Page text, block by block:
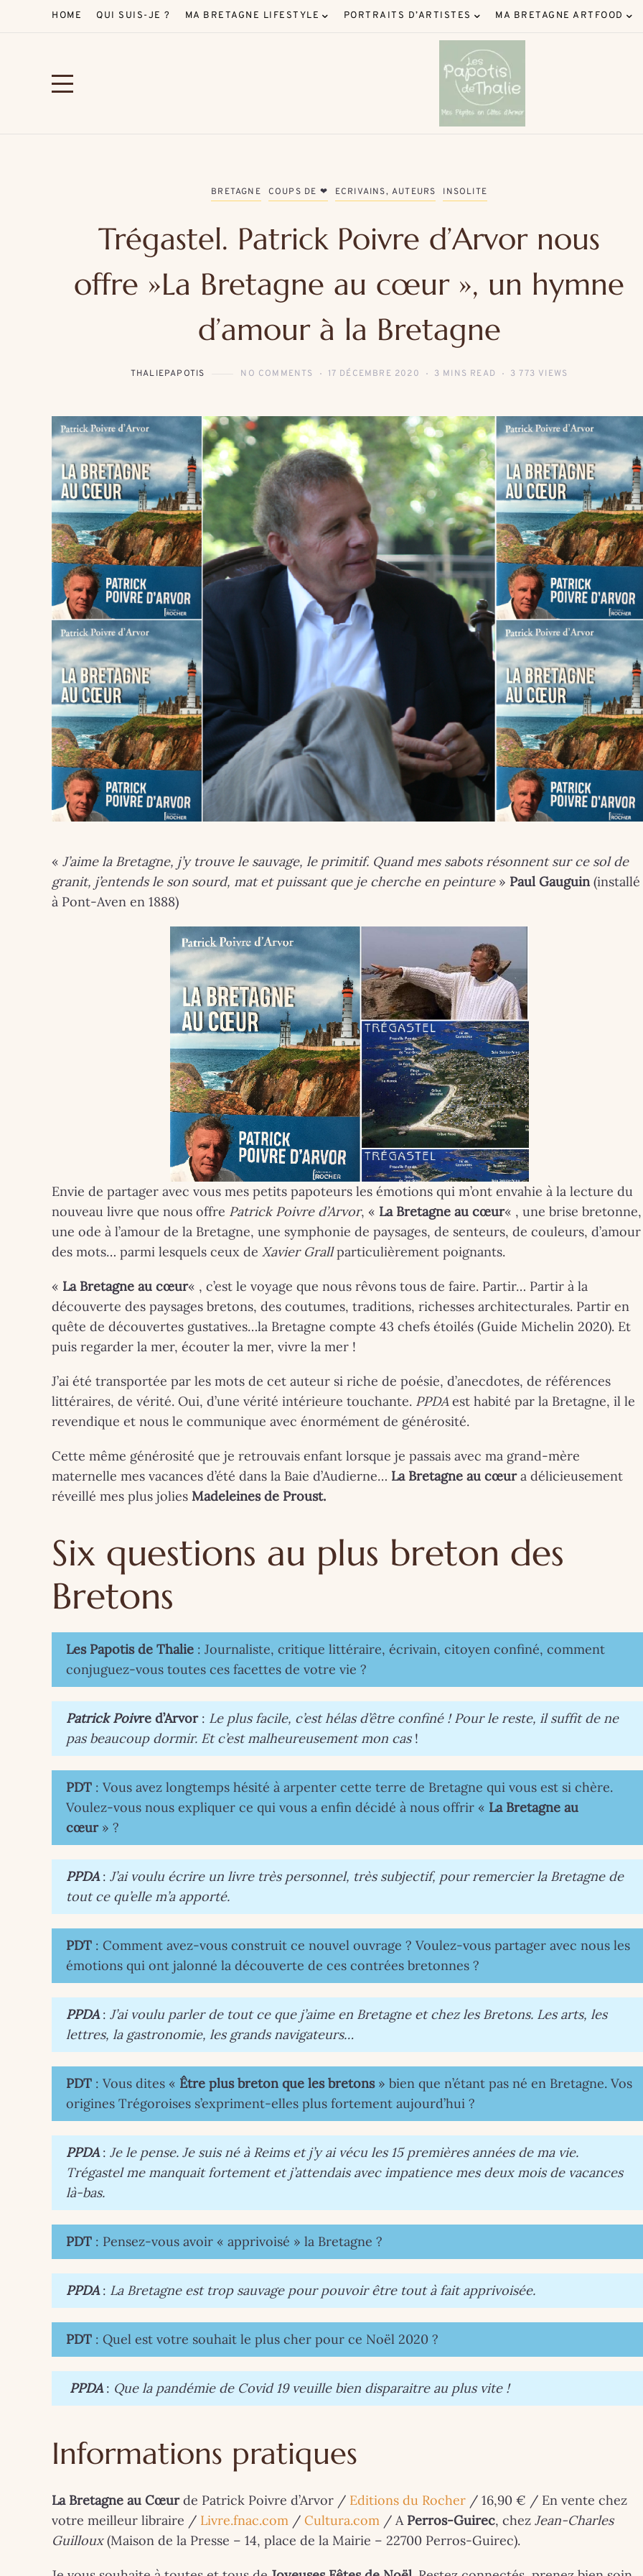
HOME QUI SUIS-JE ? MA BRETAGNE LIFESTYLE PORTRAITS D’ARTISTES MA BRETAGNE ARTFOOD
BRETAGNE COUPS DE ❤ ECRIVAINS, AUTEURS INSOLITE
Trégastel. Patrick Poivre d’Arvor nous
offre »La Bretagne au cœur », un hymne
d’amour à la Bretagne
THALIEPAPOTIS NO COMMENTS 17 DÉCEMBRE 2020 3 MINS READ 3 773 VIEWS
« J’aime la Bretagne, j’y trouve le sauvage, le primitif. Quand mes sabots résonnent sur ce sol de
granit, j’entends le son sourd, mat et puissant que je cherche en peinture» Paul Gauguin(installé
à Pont-Aven en 1888)
Envie de partager avec vous mes petits papoteurs les émotions qui m’ont envahie à la lecture du
nouveau livre que nous offre Patrick Poivre d’Arvor, « La Bretagne au cœur« , une brise bretonne,
une ode à l’amour de la Bretagne, une symphonie de paysages, de senteurs, de couleurs, d’amour
des mots… parmi lesquels ceux de Xavier Grallparticulièrement poignants.
« La Bretagne au cœur« , c’est le voyage que nous rêvons tous de faire. Partir… Partir à la
découverte des paysages bretons, des coutumes, traditions, richesses architecturales. Partir en
quête de découvertes gustatives…la Bretagne compte 43 chefs étoilés (Guide Michelin 2020). Et
puis regarder la mer, écouter la mer, vivre la mer !
J’ai été transportée par les mots de cet auteur si riche de poésie, d’anecdotes, de références
littéraires, de vérité. Oui, d’une vérité intérieure touchante. PPDAest habité par la Bretagne, il le
revendique et nous le communique avec énormément de générosité.
Cette même générosité que je retrouvais enfant lorsque je passais avec ma grand-mère
maternelle mes vacances d’été dans la Baie d’Audierne… La Bretagne au cœura délicieusement
réveillé mes plus jolies Madeleines de Proust.
Six questions au plus breton des
Bretons
Les Papotis de Thalie : Journaliste, critique littéraire, écrivain, citoyen confiné, comment
conjuguez-vous toutes ces facettes de votre vie ?
Patrick Poivre d’Arvor: Le plus facile, c’est hélas d’être confiné ! Pour le reste, il suffit de ne
pas beaucoup dormir. Et c’est malheureusement mon cas !
PDT : Vous avez longtemps hésité à arpenter cette terre de Bretagne qui vous est si chère.
Voulez-vous nous expliquer ce qui vous a enfin décidé à nous offrir « La Bretagne au
cœur» ?
PPDA: J’ai voulu écrire un livre très personnel, très subjectif, pour remercier la Bretagne de
tout ce qu’elle m’a apporté.
PDT : Comment avez-vous construit ce nouvel ouvrage ? Voulez-vous partager avec nous les
émotions qui ont jalonné la découverte de ces contrées bretonnes ?
PPDA: J’ai voulu parler de tout ce que j’aime en Bretagne et chez les Bretons. Les arts, les
lettres, la gastronomie, les grands navigateurs…
PDT : Vous dites « Être plus breton que les bretons» bien que n’étant pas né en Bretagne. Vos
origines Trégoroises s’expriment-elles plus fortement aujourd’hui ?
PPDA: Je le pense. Je suis né à Reims et j’y ai vécu les 15 premières années de ma vie.
Trégastel me manquait fortement et j’attendais avec impatience mes deux mois de vacances
là-bas.
PDT : Pensez-vous avoir « apprivoisé » la Bretagne ?
PPDA: La Bretagne est trop sauvage pour pouvoir être tout à fait apprivoisée.
PDT : Quel est votre souhait le plus cher pour ce Noël 2020 ?
PPDA: Que la pandémie de Covid 19 veuille bien disparaitre au plus vite !
Informations pratiques
La Bretagne au Cœurde Patrick Poivre d’Arvor / Editions du Rocher / 16,90 € / En vente chez
votre meilleur libraire / Livre.fnac.com / Cultura.com / A Perros-Guirec, chez Jean-Charles
Guilloux(Maison de la Presse – 14, place de la Mairie – 22700 Perros-Guirec).
ARTISTES - PEINTRES
BRETAGNE
COUPS DE ❤
INSOLITE
Bretagne. Séb, le
come-back de
l’artiste à Perros-
Guirec !
Exposition-
performance au
Press-Book du 14
COUPS DE ❤ INSOLITE
LONDRES
Londres.
Exposition. La
Sa vie, son style